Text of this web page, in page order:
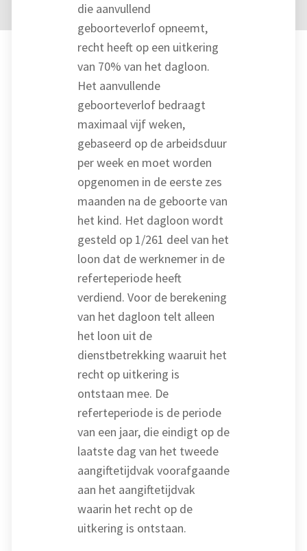
die aanvullend
geboorteverlof opneemt,
recht heeft op een uitkering
van 70% van het dagloon.
Het aanvullende
geboorteverlof bedraagt
maximaal vijf weken,
gebaseerd op de arbeidsduur
per week en moet worden
opgenomen in de eerste zes
maanden na de geboorte van
het kind. Het dagloon wordt
gesteld op 1/261 deel van het
loon dat de werknemer in de
referteperiode heeft
verdiend. Voor de berekening
van het dagloon telt alleen
het loon uit de
dienstbetrekking waaruit het
recht op uitkering is
ontstaan mee. De
referteperiode is de periode
van een jaar, die eindigt op de
laatste dag van het tweede
aangiftetijdvak voorafgaande
aan het aangiftetijdvak
waarin het recht op de
uitkering is ontstaan.